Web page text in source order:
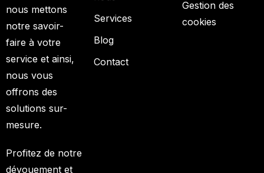
nous mettons
notre savoir-
faire à votre
service et ainsi,
nous vous
offrons des
solutions sur-
mesure.
Profitez de notre
dévouement et
Services
Blog
Contact
Gestion des
cookies